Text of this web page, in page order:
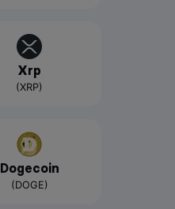
Xrp
(XRP)
Dogecoin
(DOGE)